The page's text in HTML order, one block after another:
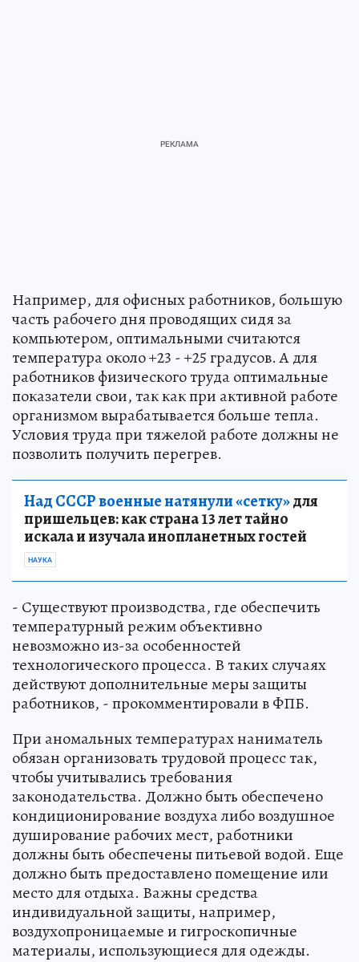
Например, для офисных работников, большую
часть рабочего дня проводящих сидя за
компьютером, оптимальными считаются
температура около +23 - +25 градусов. А для
работников физического труда оптимальные
показатели свои, так как при активной работе
организмом вырабатывается больше тепла.
Условия труда при тяжелой работе должны не
позволить получить перегрев.
Над СССР военные натянули «сетку»для
пришельцев: как страна 13 лет тайно
искала и изучала инопланетных гостей
НАУКА
- Существуют производства, где обеспечить
температурный режим объективно
невозможно из-за особенностей
технологического процесса. В таких случаях
действуют дополнительные меры защиты
работников, - прокомментировали в ФПБ.
При аномальных температурах наниматель
обязан организовать трудовой процесс так,
чтобы учитывались требования
законодательства. Должно быть обеспечено
кондиционирование воздуха либо воздушное
душирование рабочих мест, работники
должны быть обеспечены питьевой водой. Еще
должно быть предоставлено помещение или
место для отдыха. Важны средства
индивидуальной защиты, например,
воздухопроницаемые и гигроскопичные
материалы, использующиеся для одежды.